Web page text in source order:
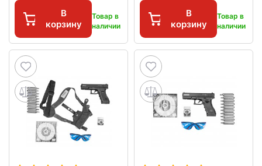
В
корзину
Товар в
наличии
В
корзину
Товар в
наличии